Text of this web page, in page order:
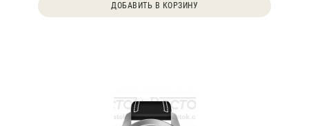
ДОБАВИТЬ В КОРЗИНУ